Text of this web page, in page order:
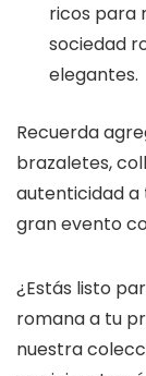
ricos para
sociedad
elegantes.
Recuerda
brazaletes,
autenticidad a
gran evento
¿Estás listo
romana a tu
nuestra